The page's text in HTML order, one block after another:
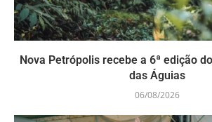
Nova Petrópolis recebe a 6ª edição
das Águias
06/08/2026